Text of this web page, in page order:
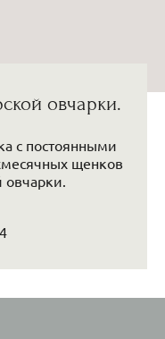
овчарки.
с постоянными
щенков
овчарки.